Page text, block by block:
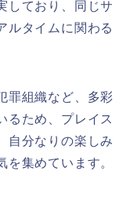
しており、同じサ
ルタイムに関わる
罪組織など、多彩
るため、プレイス
自分なりの楽しみ
集めています。